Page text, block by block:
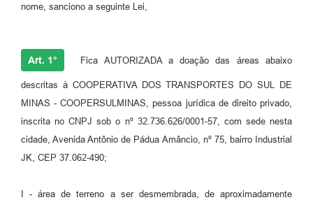
nome, sanciono a seguinte Lei,
Art. 1° Fica AUTORIZADA a doação das áreas abaixo
descritas à COOPERATIVA DOS TRANSPORTES DO SUL DE
MINAS - COOPERSULMINAS, pessoa jurídica de direito privado,
inscrita no CNPJ sob o nº 32.736.626/0001-57, com sede nesta
cidade, Avenida Antônio de Pádua Amâncio, nº 75, bairro Industrial
JK, CEP 37.062-490;
I - área de terreno a ser desmembrada, de aproximadamente